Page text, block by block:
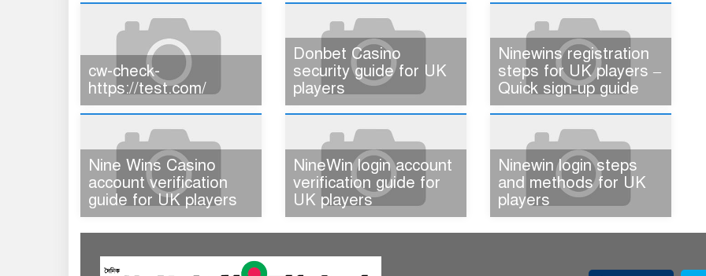
cw-check-
https://test.com/
Donbet Casino
security guide for UK
players
Ninewins registration
steps for UK players –
Quick sign‑up guide
Nine Wins Casino
account verification
guide for UK players
NineWin login account
verification guide for
UK players
Ninewin login steps
and methods for UK
players